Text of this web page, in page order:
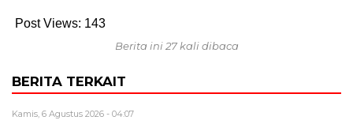
Post Views: 143
Berita ini 27 kali dibaca
BERITA TERKAIT
Kamis, 6 Agustus 2026 - 04:07